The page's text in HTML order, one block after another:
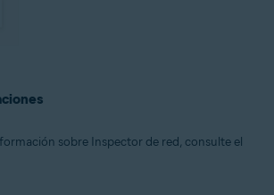
sobre Inspector de red, consulte el